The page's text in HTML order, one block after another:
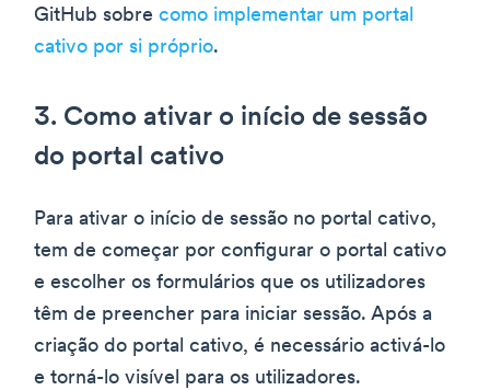
GitHub sobre como implementar um portal
cativo por si próprio.
3. Como ativar o início de sessão
do portal cativo
Para ativar o início de sessão no portal cativo,
tem de começar por configurar o portal cativo
e escolher os formulários que os utilizadores
têm de preencher para iniciar sessão. Após a
criação do portal cativo, é necessário activá-lo
e torná-lo visível para os utilizadores.